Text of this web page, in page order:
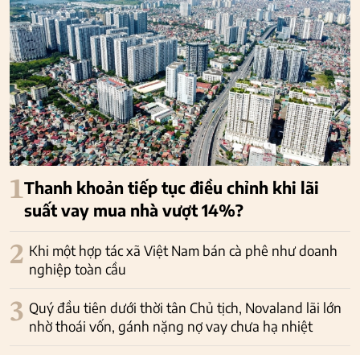
1Thanh khoản tiếp tục điều chỉnh khi lãi
suất vay mua nhà vượt 14%?
2 Khi một hợp tác xã Việt Nam bán cà phê như doanh
nghiệp toàn cầu
3 Quý đầu tiên dưới thời tân Chủ tịch, Novaland lãi lớn
nhờ thoái vốn, gánh nặng nợ vay chưa hạ nhiệt